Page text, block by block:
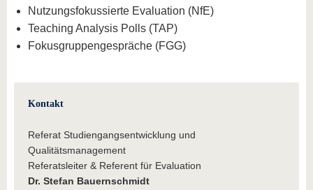
Nutzungsfokussierte Evaluation (NfE)
Teaching Analysis Polls (TAP)
Fokusgruppengespräche (FGG)
Kontakt
Referat Studiengangsentwicklung und
Qualitätsmanagement
Referatsleiter & Referent für Evaluation
Dr. Stefan Bauernschmidt